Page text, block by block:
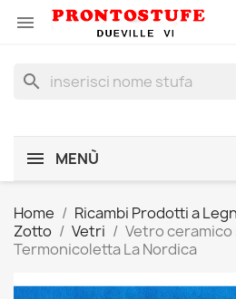

search
MENÙ
Home Ricambi Prodotti a
Zotto
Vetri
Vetro
Termonicoletta La Nordica